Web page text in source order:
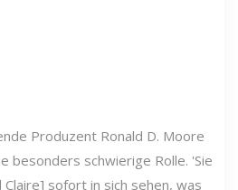
Produzent Ronald D. Moore
besonders schwierige Rolle. 'Sie
Claire] sofort in sich sehen, was